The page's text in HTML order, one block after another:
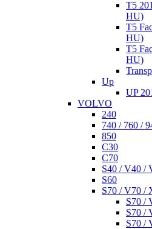
T5
HU)
T5
HU)
T5
HU)
Up
UP
VOLVO
240
740 / 760 /
850
C30
C70
S40 / V40 /
S60
S70 / V70 /
S70 /
S70 /
S70 /